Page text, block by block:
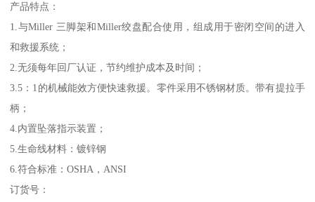
产品特点：
1.与Miller 三脚架和Miller绞盘配合使用，组成用于密闭空间的进入
和救援系统；
2.无须每年回厂认证，节约维护成本及时间；
3.5：1的机械能效方便快速救援。零件采用不锈钢材质。带有提拉手
柄；
4.内置坠落指示装置；
5.生命线材料：镀锌钢
6.符合标准：OSHA，ANSI
订货号：